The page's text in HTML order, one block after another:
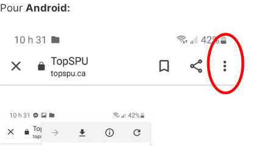
Pour Android: